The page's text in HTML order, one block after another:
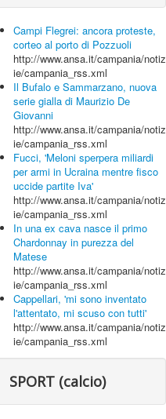
Campi Flegrei: ancora proteste,
corteo al porto di Pozzuoli
http://www.ansa.it/campania/notiz
ie/campania_rss.xml
Il Bufalo e Sammarzano, nuova
serie gialla di Maurizio De
Giovanni
http://www.ansa.it/campania/notiz
ie/campania_rss.xml
Fucci, 'Meloni sperpera miliardi
per armi in Ucraina mentre fisco
uccide partite Iva'
http://www.ansa.it/campania/notiz
ie/campania_rss.xml
In una ex cava nasce il primo
Chardonnay in purezza del
Matese
http://www.ansa.it/campania/notiz
ie/campania_rss.xml
Cappellari, 'mi sono inventato
l'attentato, mi scuso con tutti'
http://www.ansa.it/campania/notiz
ie/campania_rss.xml
SPORT (calcio)